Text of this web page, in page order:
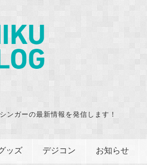
ンガーの最新情報を発信します！
ッズ デジコン お知らせ